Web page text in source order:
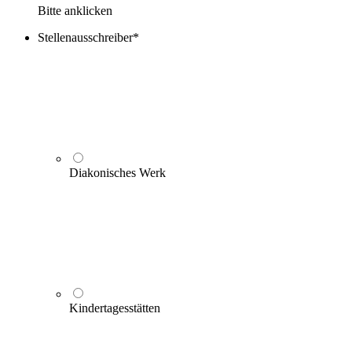
Bitte anklicken
Stellenausschreiber*
Diakonisches Werk
Kindertagesstätten